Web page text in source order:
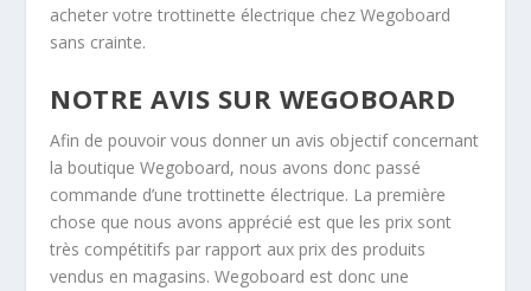
acheter votre trottinette électrique chez Wegoboard
sans crainte.
NOTRE AVIS SUR WEGOBOARD
Afin de pouvoir vous donner un avis objectif concernant
la boutique Wegoboard, nous avons donc passé
commande d’une trottinette électrique. La première
chose que nous avons apprécié est que les prix sont
très compétitifs par rapport aux prix des produits
vendus en magasins. Wegoboard est donc une